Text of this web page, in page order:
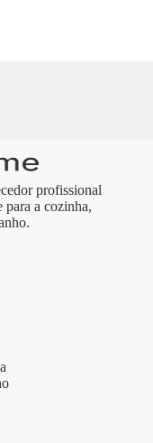
profissional
para a cozinha,